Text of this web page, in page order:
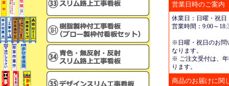
営業日時のご案内
休業日：日曜・祝日
営業時間：9:00～
※日曜・祝日のお問
なります。
※ ご注文受付は、
ります。
商品のお届けに関